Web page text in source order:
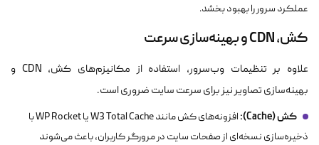
عملکرد سرور را بهبود بخشد.
کش، CDN و بهینه‌سازی سرعت
علاوه بر تنظیمات وب‌سرور، استفاده از مکانیزم‌های کش، CDN و
بهینه‌سازی تصاویر نیز برای سرعت سایت ضروری است.
کش (Cache):
افزونه‌های کش مانند W3 Total Cache یا WP Rocket با
ذخیره‌سازی نسخه‌ای از صفحات سایت در مرورگر کاربران، باعث می‌شوند